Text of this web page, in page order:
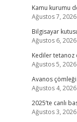
Kamu kurumu
Ağustos 7, 2026
Bilgisayar
Ağustos 6, 2026
Kediler tetanoz
Ağustos 5, 2026
Avanos
Ağustos 4, 2026
2025’te canlı
Ağustos 3, 2026